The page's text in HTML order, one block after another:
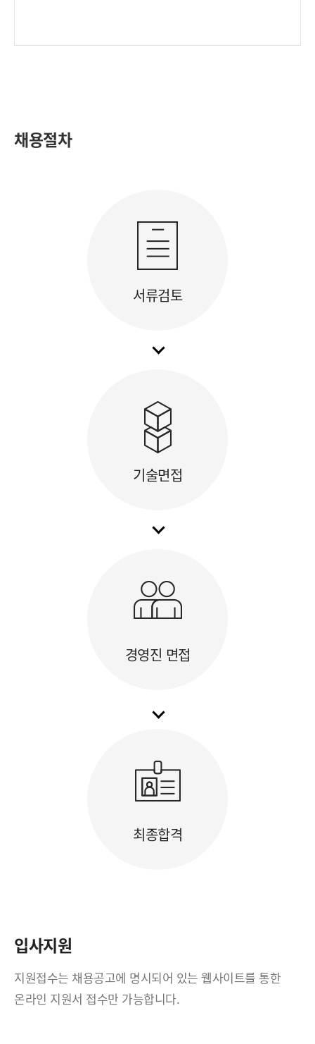
채용절차
서류검토
기술면접
경영진 면접
최종합격
입사지원
지원접수는 채용공고에 명시되어 있는 웹사이트를 통한
온라인 지원서 접수만 가능합니다.